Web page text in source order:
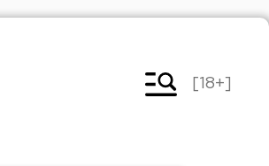
[18+]